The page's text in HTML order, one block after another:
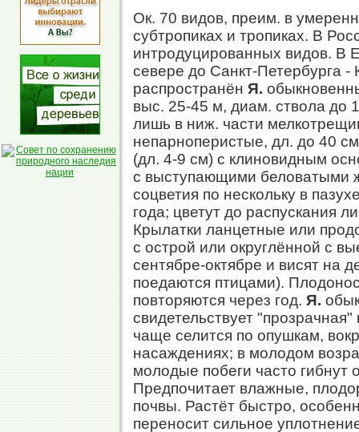
Ок. 70 видов, преим. в
субтропиках и тропиках. В
интродуцированных видов. В
севере до Санкт-Петербурга
распространён Я.
выс. 25-45 м, диам. ствола до
лишь в ниж. части
непарноперистые, дл. до 40
(дл. 4-9 см) с клиновидным
с выступающими беловатыми
соцветия по нескольку в
года; цветут до распускания
Крылатки ланцетные или
с острой или округлённой с
сентябре-октябре и висят на
поедаются птицами).
повторяются через год. Я.
свидетельствует
чаще селится по опушкам,
насаждениях; в молодом
молодые побеги часто гибнут
Предпочитает влажные,
почвы. Растёт быстро,
переносит сильное